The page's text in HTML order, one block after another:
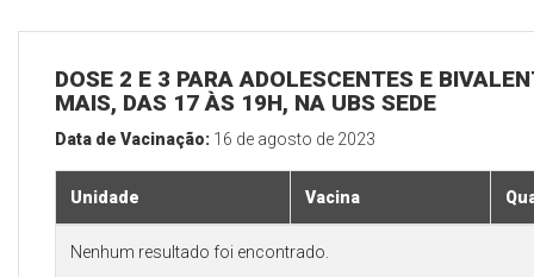
DOSE 2 E 3 PARA ADOLESCENTES E
MAIS, DAS 17 ÀS 19H, NA UBS SEDE
Data de Vacinação: 16 de agosto de 2023
Unidade Vacina
Nenhum resultado foi encontrado.